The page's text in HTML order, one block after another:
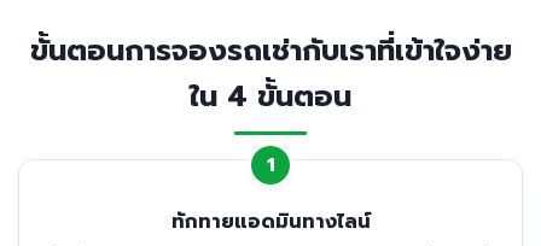
ขั้นตอนการจองรถเช่ากับเราที่เข้าใจง่าย
ใน 4 ขั้นตอน
1
ทักทายแอดมินทางไลน์